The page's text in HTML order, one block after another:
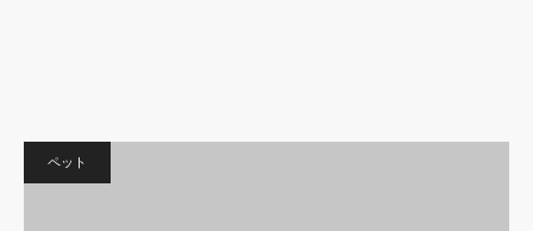
ペット